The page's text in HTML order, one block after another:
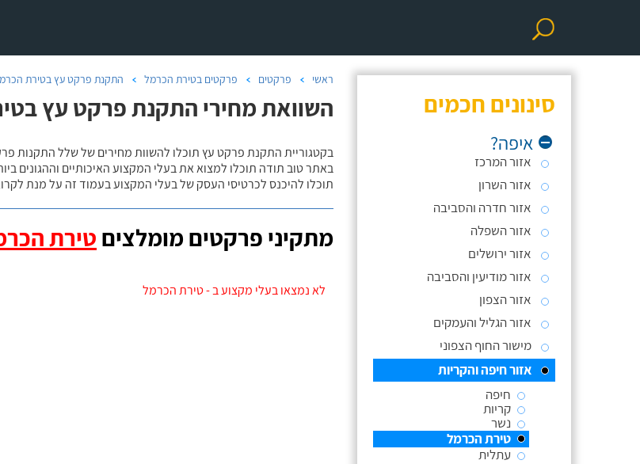
סינונים חכמים
איפה?
אזור המרכז
אזור השרון
אזור חדרה והסביבה
אזור השפלה
אזור ירושלים
אזור מודיעין והסביבה
אזור הצפון
אזור הגליל והעמקים
מישור החוף הצפוני
אזור חיפה והקריות
חיפה
קריות
נשר
טירת הכרמל
עתלית
ראשי פרקטים פרקטים בטירת הכרמל התקנת פרקט עץ בטירת
השוואת מחירי התקנת פרקט עץ
בקטגוריית התקנת פרקט עץ תוכלו להשוות מחירים של שלל התקנות
באתר טוב תודה תוכלו למצוא את בעלי המקצוע האיכותיים וההגונים
תוכלו להיכנס לכרטיסי העסק של בעלי המקצוע בעמוד זה על מנת
מתקיני פרקטים מומלצים טירת
לא נמצאו בעלי מקצוע ב - טירת הכרמל